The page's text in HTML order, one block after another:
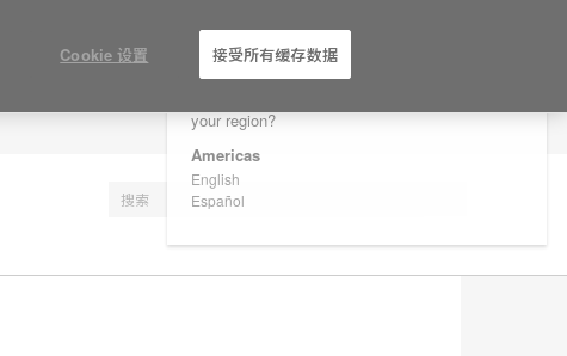
Are you in United States?
your region?
Americas
English
Español
Cookie 设置 接受所有缓存数据